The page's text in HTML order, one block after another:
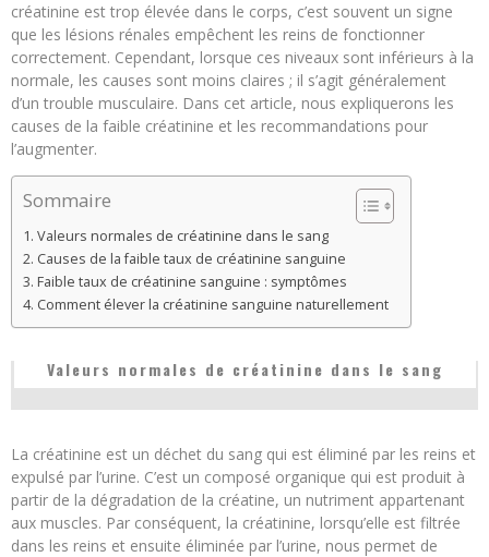
créatinine est trop élevée dans le corps, c’est souvent un signe
que les lésions rénales empêchent les reins de fonctionner
correctement. Cependant, lorsque ces niveaux sont inférieurs à la
normale, les causes sont moins claires ; il s’agit généralement
d’un trouble musculaire. Dans cet article, nous expliquerons les
causes de la faible créatinine et les recommandations pour
l’augmenter.
Sommaire
Valeurs normales de créatinine dans le sang
Causes de la faible taux de créatinine sanguine
Faible taux de créatinine sanguine : symptômes
Comment élever la créatinine sanguine naturellement
Valeurs normales de créatinine dans le sang
La créatinine est un déchet du sang qui est éliminé par les reins et
expulsé par l’urine. C’est un composé organique qui est produit à
partir de la dégradation de la créatine, un nutriment appartenant
aux muscles. Par conséquent, la créatinine, lorsqu’elle est filtrée
dans les reins et ensuite éliminée par l’urine, nous permet de